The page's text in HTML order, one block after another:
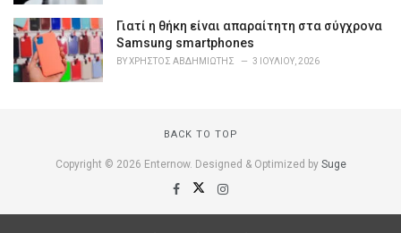
Γιατί η θήκη είναι απαραίτητη στα σύγχρονα
Samsung smartphones
BYΧΡΉΣΤΟΣ ΑΒΔΗΜΙΏΤΗΣ 3 ΙΟΥΛΊΟΥ, 2026
BACK TO TOP
Copyright © 2026 Enternow. Designed & Optimized by Suge